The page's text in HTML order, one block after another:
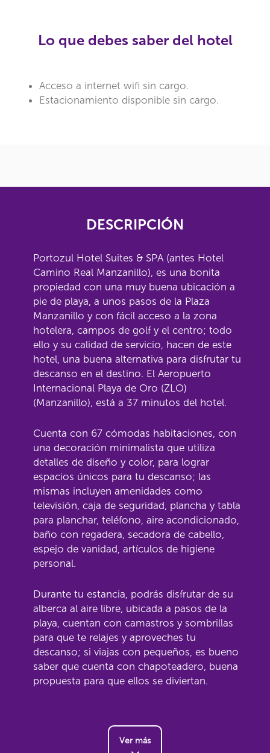
Lo que debes saber del hotel
Acceso a internet wifi sin cargo.
Estacionamiento disponible sin cargo.
DESCRIPCIÓN
Portozul Hotel Suites & SPA (antes Hotel
Camino Real Manzanillo), es una bonita
propiedad con una muy buena ubicación a
pie de playa, a unos pasos de la Plaza
Manzanillo y con fácil acceso a la zona
hotelera, campos de golf y el centro; todo
ello y su calidad de servicio, hacen de este
hotel, una buena alternativa para disfrutar tu
descanso en el destino. El Aeropuerto
Internacional Playa de Oro (ZLO)
(Manzanillo), está a 37 minutos del hotel.
Cuenta con 67 cómodas habitaciones, con
una decoración minimalista que utiliza
detalles de diseño y color, para lograr
espacios únicos para tu descanso; las
mismas incluyen amenidades como
televisión, caja de seguridad, plancha y tabla
para planchar, teléfono, aire acondicionado,
baño con regadera, secadora de cabello,
espejo de vanidad, artículos de higiene
personal.
Durante tu estancia, podrás disfrutar de su
alberca al aire libre, ubicada a pasos de la
playa, cuentan con camastros y sombrillas
para que te relajes y aproveches tu
descanso; si viajas con pequeños, es bueno
saber que cuenta con chapoteadero, buena
propuesta para que ellos se diviertan.
Ver más